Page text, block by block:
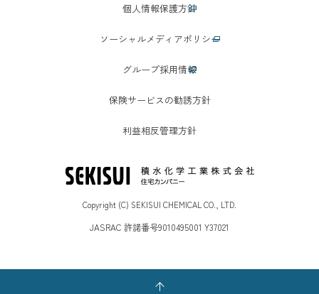
個人情報保護方針
ソーシャルメディアポリシー
グループ採用情報
保険サービスの勧誘方針
利益相反管理方針
Copyright (C) SEKISUI CHEMICAL CO., LTD.
JASRAC 許諾番号9010495001 Y37021